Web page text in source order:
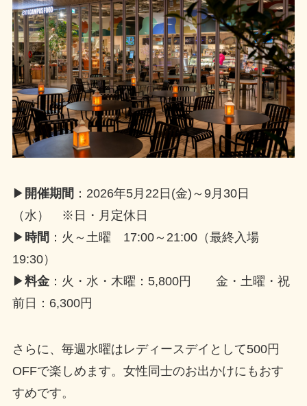
▶ 開催期間 ：2026年5月22日(金)～9月30日
（水） ※日・月定休日
▶ 時間 ：火～土曜 17:00～21:00（最終入場
19:30）
▶料金：火・水・木曜：5,800円 金・土曜・祝
前日：6,300円
さらに、毎週水曜はレディースデイとして500円
OFFで楽しめます。女性同士のお出かけにもおす
すめです。